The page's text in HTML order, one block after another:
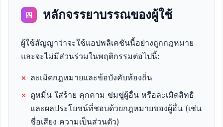
四 หลักจรรยาบรรณของผู้ใช้
ผู้ใช้สัญญาว่าจะใช้แอปพลิเคชันนี้อย่างถูกกฎหมาย
และจะไม่มีส่วนร่วมในพฤติกรรมต่อไปนี้:
× ละเมิดกฎหมายและข้อบังคับท้องถิ่น
× ดูหมิ่น ใส่ร้าย คุกคาม ข่มขู่ผู้อื่น หรือละเมิดสิทธิ
และผลประโยชน์ที่ชอบด้วยกฎหมายของผู้อื่น (เช่น
ชื่อเสียง ความเป็นส่วนตัว)